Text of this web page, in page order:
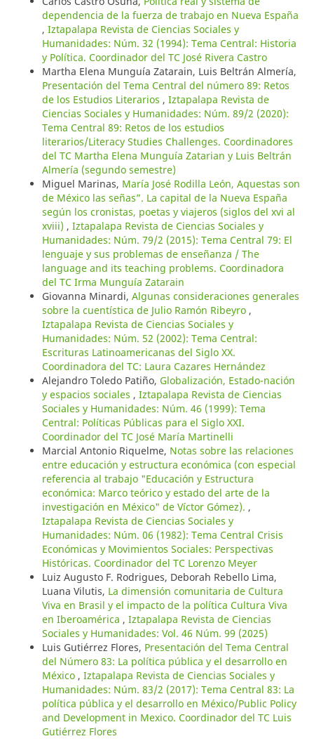
dependencia de la fuerza de trabajo en Nueva España
, Iztapalapa Revista de Ciencias Sociales y
Humanidades: Núm. 32 (1994): Tema Central: Historia
y Política. Coordinador del TC José Rivera Castro
Martha Elena Munguía Zatarain, Luis Beltrán Almería,
Presentación del Tema Central del número 89: Retos
de los Estudios Literarios , Iztapalapa Revista de
Ciencias Sociales y Humanidades: Núm. 89/2 (2020):
Tema Central 89: Retos de los estudios
literarios/Literacy Studies Challenges. Coordinadores
del TC Martha Elena Munguía Zatarian y Luis Beltrán
Almería (segundo semestre)
Miguel Marinas, María José Rodilla León, Aquestas son
de México las señas”. La capital de la Nueva España
según los cronistas, poetas y viajeros (siglos del xvi al
xviii) , Iztapalapa Revista de Ciencias Sociales y
Humanidades: Núm. 79/2 (2015): Tema Central 79: El
lenguaje y sus problemas de enseñanza / The
language and its teaching problems. Coordinadora
del TC Irma Munguía Zatarain
Giovanna Minardi, Algunas consideraciones generales
sobre la cuentística de Julio Ramón Ribeyro ,
Iztapalapa Revista de Ciencias Sociales y
Humanidades: Núm. 52 (2002): Tema Central:
Escrituras Latinoamericanas del Siglo XX.
Coordinadora del TC: Laura Cazares Hernández
Alejandro Toledo Patiño, Globalización, Estado-nación
y espacios sociales , Iztapalapa Revista de Ciencias
Sociales y Humanidades: Núm. 46 (1999): Tema
Central: Políticas Públicas para el Siglo XXI.
Coordinador del TC José María Martinelli
Marcial Antonio Riquelme, Notas sobre las relaciones
entre educación y estructura económica (con especial
referencia al trabajo "Educación y Estructura
económica: Marco teórico y estado del arte de la
investigación en México" de Víctor Gómez). ,
Iztapalapa Revista de Ciencias Sociales y
Humanidades: Núm. 06 (1982): Tema Central Crisis
Económicas y Movimientos Sociales: Perspectivas
Históricas. Coordinador del TC Lorenzo Meyer
Luiz Augusto F. Rodrigues, Deborah Rebello Lima,
Luana Vilutis, La dimensión comunitaria de Cultura
Viva en Brasil y el impacto de la política Cultura Viva
en Iberoamérica , Iztapalapa Revista de Ciencias
Sociales y Humanidades: Vol. 46 Núm. 99 (2025)
Luis Gutiérrez Flores, Presentación del Tema Central
del Número 83: La política pública y el desarrollo en
México , Iztapalapa Revista de Ciencias Sociales y
Humanidades: Núm. 83/2 (2017): Tema Central 83: La
política pública y el desarrollo en México/Public Policy
and Development in Mexico. Coordinador del TC Luis
Gutiérrez Flores